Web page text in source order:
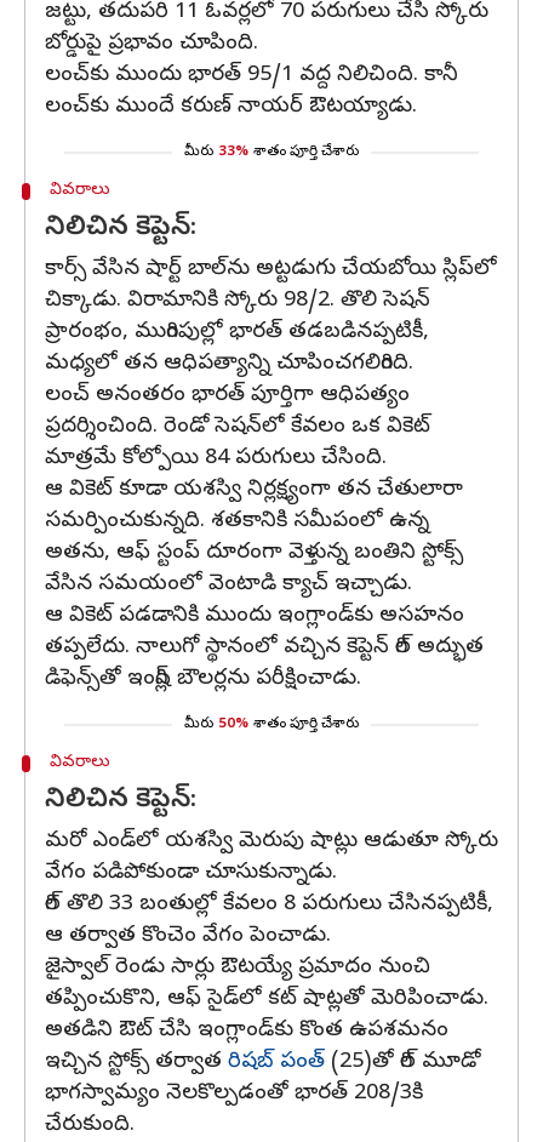
జట్టు, తదుపరి 11 ఓవర్లలో 70 పరుగులు చేసి స్కోరు
బోర్డుపై ప్రభావం చూపింది.
లంచ్‌కు ముందు భారత్‌ 95/1 వద్ద నిలిచింది. కానీ
లంచ్‌కు ముందే కరుణ్‌ నాయర్‌ ఔటయ్యాడు.
మీరు 33% శాతం పూర్తి చేశారు
వివరాలు
నిలిచిన కెప్టెన్‌:
కార్స్‌ వేసిన షార్ట్ బాల్‌ను అట్టడుగు చేయబోయి స్లిప్‌లో
చిక్కాడు. విరామానికి స్కోరు 98/2. తొలి సెషన్‌
ప్రారంభం, ముగింపుల్లో భారత్‌ తడబడినప్పటికీ,
మధ్యలో తన ఆధిపత్యాన్ని చూపించగలిగింది.
లంచ్ అనంతరం భారత్‌ పూర్తిగా ఆధిపత్యం
ప్రదర్శించింది. రెండో సెషన్‌లో కేవలం ఒక వికెట్‌
మాత్రమే కోల్పోయి 84 పరుగులు చేసింది.
ఆ వికెట్ కూడా యశస్వి నిర్లక్ష్యంగా తన చేతులారా
సమర్పించుకున్నది. శతకానికి సమీపంలో ఉన్న
అతను, ఆఫ్‌ స్టంప్‌ దూరంగా వెళ్తున్న బంతిని స్టోక్స్‌
వేసిన సమయంలో వెంటాడి క్యాచ్‌ ఇచ్చాడు.
ఆ వికెట్‌ పడడానికి ముందు ఇంగ్లాండ్‌కు అసహనం
తప్పలేదు. నాలుగో స్థానంలో వచ్చిన కెప్టెన్‌ గిల్‌ అద్భుత
డిఫెన్స్‌తో ఇంగ్లిష్‌ బౌలర్లను పరీక్షించాడు.
మీరు 50% శాతం పూర్తి చేశారు
వివరాలు
నిలిచిన కెప్టెన్‌:
మరో ఎండ్‌లో యశస్వి మెరుపు షాట్లు ఆడుతూ స్కోరు
వేగం పడిపోకుండా చూసుకున్నాడు.
గిల్‌ తొలి 33 బంతుల్లో కేవలం 8 పరుగులు చేసినప్పటికీ,
ఆ తర్వాత కొంచెం వేగం పెంచాడు.
జైస్వాల్‌ రెండు సార్లు ఔటయ్యే ప్రమాదం నుంచి
తప్పించుకొని, ఆఫ్‌ సైడ్‌లో కట్ షాట్లతో మెరిపించాడు.
అతడిని ఔట్‌ చేసి ఇంగ్లాండ్‌కు కొంత ఉపశమనం
ఇచ్చిన స్టోక్స్‌ తర్వాత రిషబ్‌ పంత్‌ (25)తో గిల్‌ మూడో
భాగస్వామ్యం నెలకొల్పడంతో భారత్‌ 208/3కి
చేరుకుంది.